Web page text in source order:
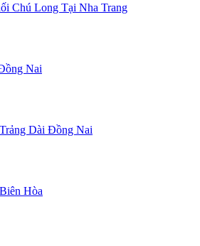
Chú Long Tại Nha Trang
Nai
Dài Đồng Nai
Hòa